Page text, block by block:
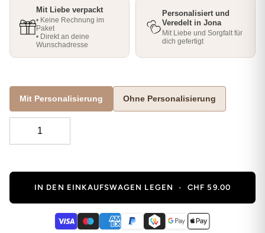
Mit Liebe verpackt
• Keine Rechnung im
Paket
• Direkt an deine
Wunschadresse
Personalisiert und
Veredelt in Jona
Mit Liebe und Sorgfalt für
dich gefertigt
Mit Personalisierung Ohne Personalisierung
IN DEN EINKAUFSWAGEN LEGEN • CHF 59.00